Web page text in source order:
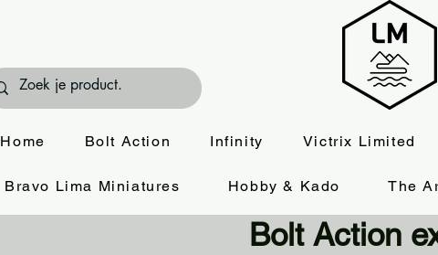
Home Bolt Action Infinity Victrix Limited
Bravo Lima Miniatures Hobby & Kado The
Bolt Action